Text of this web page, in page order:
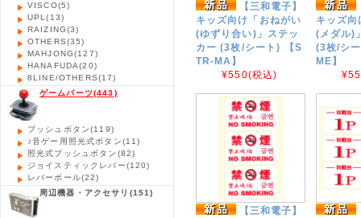
VISCO(5)
UPL(13)
RAIZING(3)
OTHERS(35)
MAHJONG(127)
HANAFUDA(20)
8LINE/OTHERS(17)
ゲームパーツ(443)
プッシュボタン(119)
♪音ゲー用照光式ボタン(11)
照光式プッシュボタン (82)
ジョイスティックレバー(120)
レバーボール(22)
周辺機器・アクセサリ (151)
【三和電子】
キッズ向け「おねがい
(ゆずり合い)」ステッ
カー (3枚/シート) 【S
TR-MA】
¥550(税込)
キッズ向
(メダル)
(3枚/シ
ME】
【三和電子】